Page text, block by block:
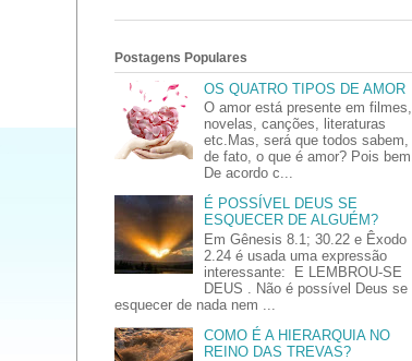
Postagens Populares
OS QUATRO TIPOS DE AMOR
O amor está presente em filmes,
novelas, canções, literaturas
etc.Mas, será que todos sabem,
de fato, o que é amor? Pois
De acordo c...
É POSSÍVEL DEUS SE
ESQUECER DE ALGUÉM?
Em Gênesis 8.1; 30.22 e Êxodo
2.24 é usada uma expressão
interessante: E LEMBROU-SE
DEUS . Não é possível Deus se
esquecer de nada nem ...
COMO É A HIERARQUIA NO
REINO DAS TREVAS?